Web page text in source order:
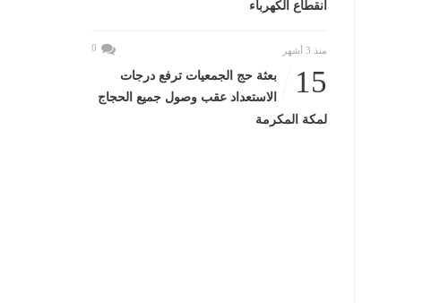
انقطاع الكهرباء
منذ 3 أشهر 0
15
بعثة حج الجمعيات ترفع درجات
الاستعداد عقب وصول جميع الحجاج
لمكة المكرمة